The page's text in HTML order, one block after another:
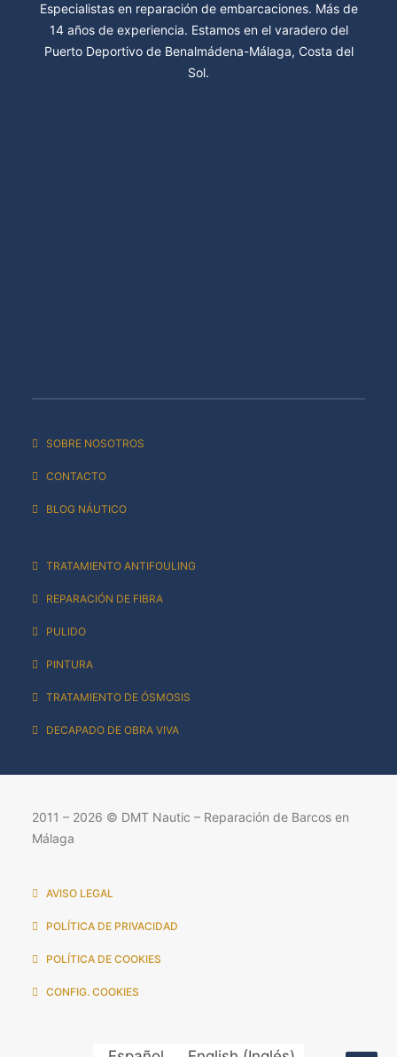
Especialistas en reparación de embarcaciones. Más de
14 años de experiencia. Estamos en el varadero del
Puerto Deportivo de Benalmádena-Málaga, Costa del
Sol.
SOBRE NOSOTROS
CONTACTO
BLOG NÁUTICO
TRATAMIENTO ANTIFOULING
REPARACIÓN DE FIBRA
PULIDO
PINTURA
TRATAMIENTO DE ÓSMOSIS
DECAPADO DE OBRA VIVA
2011 – 2026 © DMT Nautic – Reparación de Barcos en
Málaga
AVISO LEGAL
POLÍTICA DE PRIVACIDAD
POLÍTICA DE COOKIES
CONFIG. COOKIES